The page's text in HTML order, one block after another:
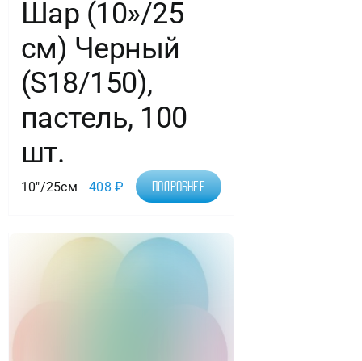
Шар (10»/25
см) Черный
(S18/150),
пастель, 100
шт.
10"/25см 408₽ Подробнее